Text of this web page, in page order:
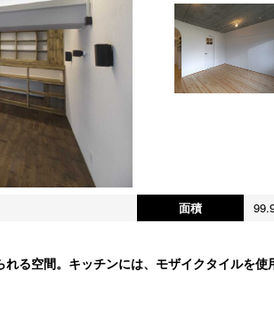
面積
る空間。キッチンには、モザイクタイルを使